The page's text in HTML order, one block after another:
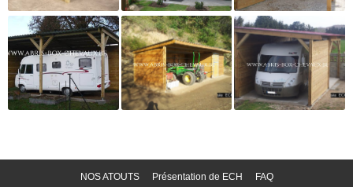
NOS ATOUTS Présentation de ECH FAQ